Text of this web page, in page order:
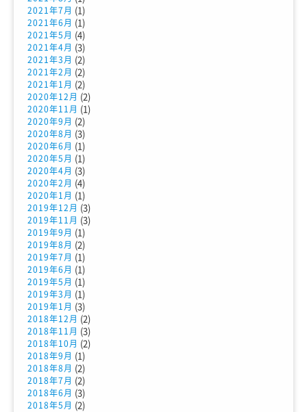
2021年7月 (1)
2021年6月 (1)
2021年5月 (4)
2021年4月 (3)
2021年3月 (2)
2021年2月 (2)
2021年1月 (2)
2020年12月 (2)
2020年11月 (1)
2020年9月 (2)
2020年8月 (3)
2020年6月 (1)
2020年5月 (1)
2020年4月 (3)
2020年2月 (4)
2020年1月 (1)
2019年12月 (3)
2019年11月 (3)
2019年9月 (1)
2019年8月 (2)
2019年7月 (1)
2019年6月 (1)
2019年5月 (1)
2019年3月 (1)
2019年1月 (3)
2018年12月 (2)
2018年11月 (3)
2018年10月 (2)
2018年9月 (1)
2018年8月 (2)
2018年7月 (2)
2018年6月 (3)
2018年5月 (2)